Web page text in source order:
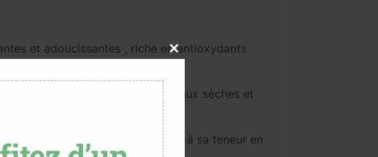
et adoucissantes , riche en antioxydants
et satinée.
recommandée pour les peaux sèches et
et maintient le pH cutané grâce à sa teneur en
Close
this
module